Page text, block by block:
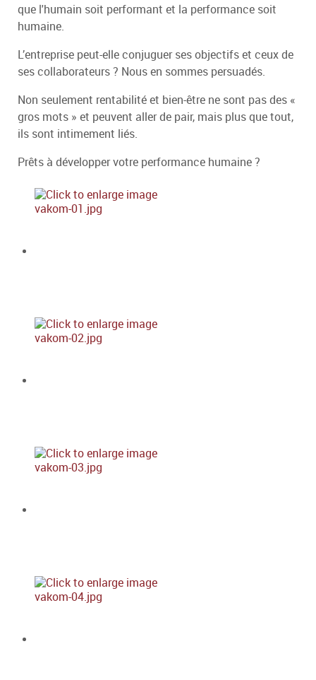
que l'humain soit performant et la performance soit
humaine.
L’entreprise peut-elle conjuguer ses objectifs et ceux de
ses collaborateurs ? Nous en sommes persuadés.
Non seulement rentabilité et bien-être ne sont pas des «
gros mots » et peuvent aller de pair, mais plus que tout,
ils sont intimement liés.
Prêts à développer votre performance humaine ?